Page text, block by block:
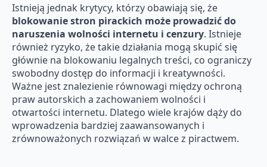
Istnieją jednak krytycy, którzy obawiają się, że
blokowanie stron pirackich może prowadzić do
naruszenia wolności internetu i cenzury. Istnieje
również ryzyko, że takie działania mogą skupić się
głównie na blokowaniu legalnych treści, co ograniczy
swobodny dostęp do informacji i kreatywności.
Ważne jest znalezienie równowagi między ochroną
praw autorskich a zachowaniem wolności i
otwartości internetu. Dlatego wiele krajów dąży do
wprowadzenia bardziej zaawansowanych i
zrównoważonych rozwiązań w walce z piractwem.